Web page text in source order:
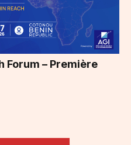
Forum – Première